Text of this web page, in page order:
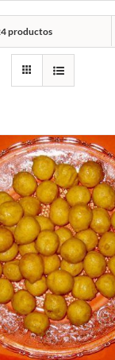
productos